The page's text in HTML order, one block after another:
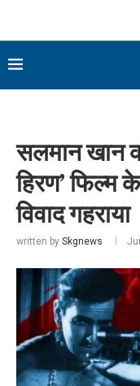
सलमान खान
हिरण’ फिल्म
विवाद गहराया
written by Skgnews